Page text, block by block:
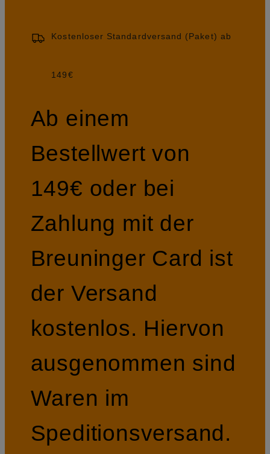
Kostenloser Standardversand (Paket) ab
149€
Ab einem
Bestellwert von
149€ oder bei
Zahlung mit der
Breuninger Card ist
der Versand
kostenlos. Hiervon
ausgenommen sind
Waren im
Speditionsversand.